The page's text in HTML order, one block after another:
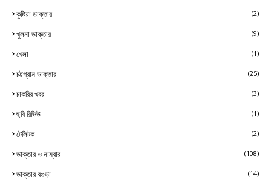
কুষ্টিয়া ডাক্তার (2)
খুলনা ডাক্তার (9)
খেলা (1)
চট্টগ্রাম ডাক্তার (25)
চাকরির খবর (3)
ছবি রিভিউ (1)
টেলিটক (2)
ডাক্তার ও নাম্বার (108)
ডাক্তার বগুড়া (14)